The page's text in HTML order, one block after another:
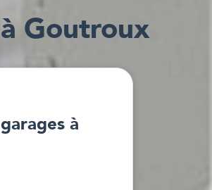
à Goutroux
garages à